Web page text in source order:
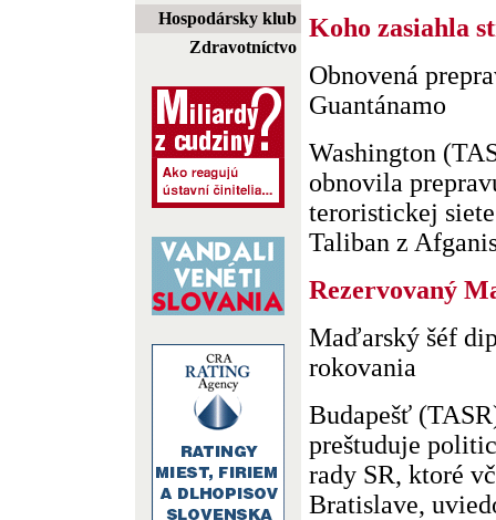
Hospodársky klub
Zdravotníctvo
Koho zasiahla
Obnovená
Guantánamo
Washington
obnovila
teroristickej
Taliban z
Rezervovaný
Maďarský šéf
rokovania
Budapešť
preštuduje
rady SR, ktoré
Bratislave,